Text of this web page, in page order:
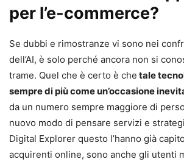
per l’e-commerce?
Se dubbi e rimostranze vi sono nei
dell’AI, è solo perché ancora non si
trame. Quel che è certo è che tale
sempre di più come un’occasione
da un numero sempre maggiore di
nuovo modo di pensare servizi e
Digital Explorer questo l’hanno già
acquirenti online, sono anche gli utenti